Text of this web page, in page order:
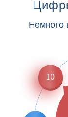
Немного
10